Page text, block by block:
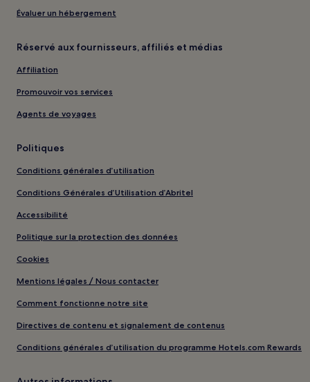
Évaluer un hébergement
Réservé aux fournisseurs, affiliés et médias
Affiliation
Promouvoir vos services
Agents de voyages
Politiques
Conditions générales d’utilisation
Conditions Générales d’Utilisation d’Abritel
Accessibilité
Politique sur la protection des données
Cookies
Mentions légales / Nous contacter
Comment fonctionne notre site
Directives de contenu et signalement de contenus
Conditions générales d’utilisation du programme Hotels.com Rewards